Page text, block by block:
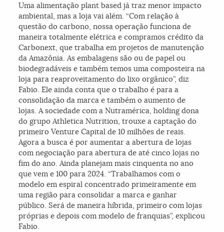
Uma alimentação plant based já traz menor impacto
ambiental, mas a loja vai além. “Com relação à
questão do carbono, nossa operação funciona de
maneira totalmente elétrica e compramos crédito da
Carbonext, que trabalha em projetos de manutenção
da Amazônia. As embalagens são ou de papel ou
biodegradáveis e também temos uma composteira na
loja para reaproveitamento do lixo orgânico”, diz
Fabio. Ele ainda conta que o trabalho é para a
consolidação da marca e também o aumento de
lojas. A sociedade com a Nutramérica, holding dona
do grupo Athletica Nutrition, trouxe a captação do
primeiro Venture Capital de 10 milhões de reais.
Agora a busca é por aumentar a abertura de lojas
com negociação para abertura de até cinco lojas no
fim do ano. Ainda planejam mais cinquenta no ano
que vem e 100 para 2024. “Trabalhamos com o
modelo em espiral concentrado primeiramente em
uma região para consolidar a marca e ganhar
público. Será de maneira híbrida, primeiro com lojas
próprias e depois com modelo de franquias”, explicou
Fabio.